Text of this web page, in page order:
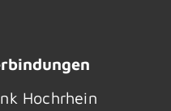
Hochrhein